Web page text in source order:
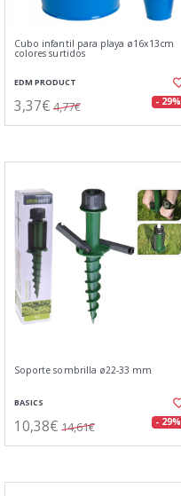
Cubo infantil para playa ø16x13cm
colores surtidos
EDM PRODUCT
3,37€ 4,77€ - 29%
Soporte sombrilla ø22-33 mm
BASICS
10,38€ 14,61€ - 29%